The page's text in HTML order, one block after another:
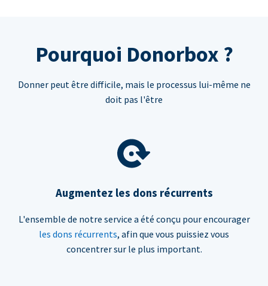
Pourquoi Donorbox ?
Donner peut être difficile, mais le processus lui-même ne
doit pas l'être
Augmentez les dons récurrents
L'ensemble de notre service a été conçu pour encourager
les dons récurrents, afin que vous puissiez vous
concentrer sur le plus important.